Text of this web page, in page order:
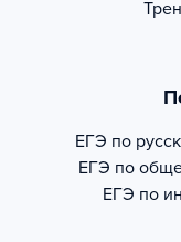
ЕГЭ по
ЕГЭ по
ЕГЭ по